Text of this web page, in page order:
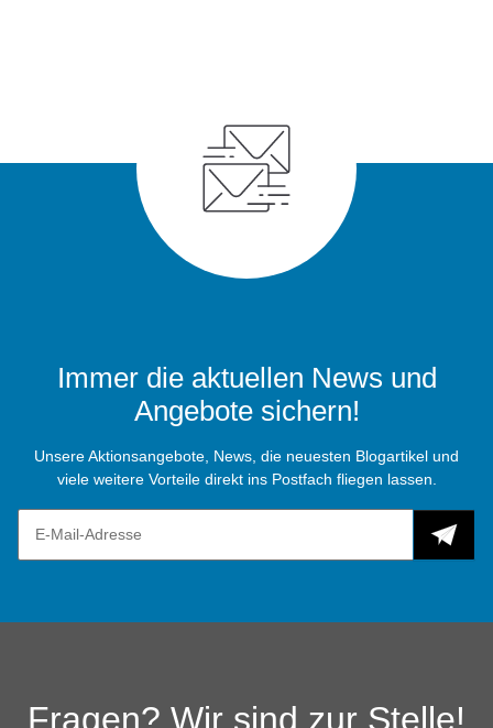
Immer die aktuellen News und
Angebote sichern!
Unsere Aktionsangebote, News, die neuesten Blogartikel und
viele weitere Vorteile direkt ins Postfach fliegen lassen.
Fragen? Wir sind zur Stelle!